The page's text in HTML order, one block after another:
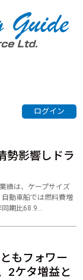
勢影響しドラ
績は、ケープサイズ
動車船では燃料費増
同期比68.9…
もフォワー
2ケタ増益と